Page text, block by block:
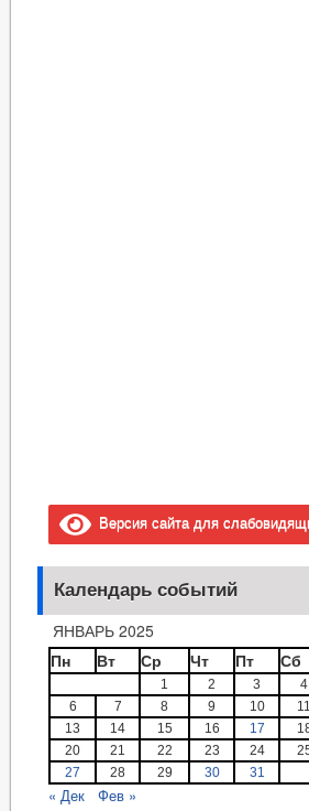
Версия сайта для
Календарь событий
ЯНВАРЬ 2025
Пн
Вт Ср Чт Пт Сб
1 2 3 4
6
7 8 9 10 11
13
14 15 16 17
20
21 22 23 24
27
28 29 30 31
« Дек Фев »